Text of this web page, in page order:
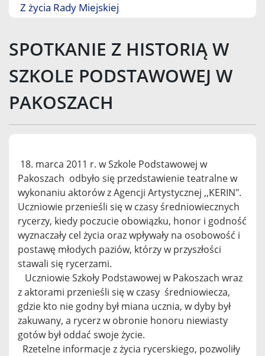
Z życia Rady Miejskiej
SPOTKANIE Z HISTORIĄ W
SZKOLE PODSTAWOWEJ W
PAKOSZACH
18. marca 2011 r. w Szkole Podstawowej w
Pakoszach odbyło się przedstawienie teatralne w
wykonaniu aktorów z Agencji Artystycznej ,,KERIN".
Uczniowie przenieśli się w czasy średniowiecznych
rycerzy, kiedy poczucie obowiązku, honor i godność
wyznaczały cel życia oraz wpływały na osobowość i
postawę młodych paziów, którzy w przyszłości
stawali się rycerzami.
Uczniowie Szkoły Podstawowej w Pakoszach wraz
z aktorami przenieśli się w czasy średniowiecza,
gdzie kto nie godny był miana ucznia, w dyby był
zakuwany, a rycerz w obronie honoru niewiasty
gotów był oddać swoje życie.
Rzetelne informacje z życia rycerskiego, pozwoliły